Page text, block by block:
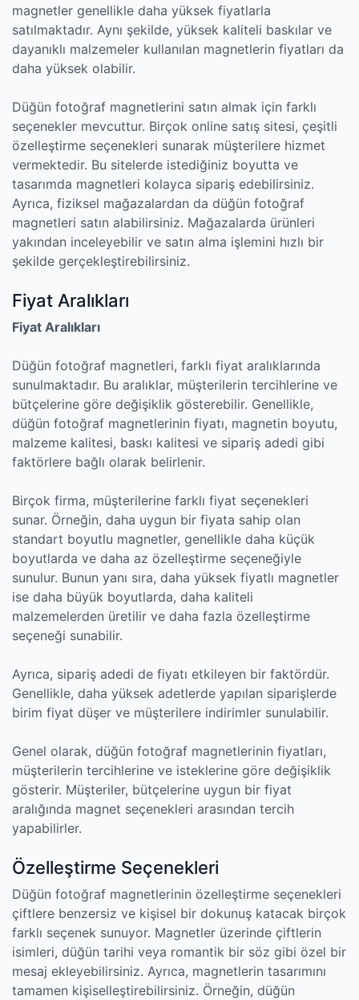
magnetler genellikle daha yüksek fiyatlarla
satılmaktadır. Aynı şekilde, yüksek kaliteli baskılar ve
dayanıklı malzemeler kullanılan magnetlerin fiyatları da
daha yüksek olabilir.
Düğün fotoğraf magnetlerini satın almak için farklı
seçenekler mevcuttur. Birçok online satış sitesi, çeşitli
özelleştirme seçenekleri sunarak müşterilere hizmet
vermektedir. Bu sitelerde istediğiniz boyutta ve
tasarımda magnetleri kolayca sipariş edebilirsiniz.
Ayrıca, fiziksel mağazalardan da düğün fotoğraf
magnetleri satın alabilirsiniz. Mağazalarda ürünleri
yakından inceleyebilir ve satın alma işlemini hızlı bir
şekilde gerçekleştirebilirsiniz.
Fiyat Aralıkları
Fiyat Aralıkları
Düğün fotoğraf magnetleri, farklı fiyat aralıklarında
sunulmaktadır. Bu aralıklar, müşterilerin tercihlerine ve
bütçelerine göre değişiklik gösterebilir. Genellikle,
düğün fotoğraf magnetlerinin fiyatı, magnetin boyutu,
malzeme kalitesi, baskı kalitesi ve sipariş adedi gibi
faktörlere bağlı olarak belirlenir.
Birçok firma, müşterilerine farklı fiyat seçenekleri
sunar. Örneğin, daha uygun bir fiyata sahip olan
standart boyutlu magnetler, genellikle daha küçük
boyutlarda ve daha az özelleştirme seçeneğiyle
sunulur. Bunun yanı sıra, daha yüksek fiyatlı magnetler
ise daha büyük boyutlarda, daha kaliteli
malzemelerden üretilir ve daha fazla özelleştirme
seçeneği sunabilir.
Ayrıca, sipariş adedi de fiyatı etkileyen bir faktördür.
Genellikle, daha yüksek adetlerde yapılan siparişlerde
birim fiyat düşer ve müşterilere indirimler sunulabilir.
Genel olarak, düğün fotoğraf magnetlerinin fiyatları,
müşterilerin tercihlerine ve isteklerine göre değişiklik
gösterir. Müşteriler, bütçelerine uygun bir fiyat
aralığında magnet seçenekleri arasından tercih
yapabilirler.
Özelleştirme Seçenekleri
Düğün fotoğraf magnetlerinin özelleştirme seçenekleri
çiftlere benzersiz ve kişisel bir dokunuş katacak birçok
farklı seçenek sunuyor. Magnetler üzerinde çiftlerin
isimleri, düğün tarihi veya romantik bir söz gibi özel bir
mesaj ekleyebilirsiniz. Ayrıca, magnetlerin tasarımını
tamamen kişiselleştirebilirsiniz. Örneğin, düğün